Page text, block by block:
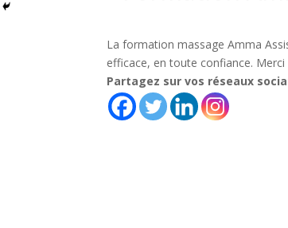
La formation massage Amma
efficace, en toute confiance.
Partagez sur vos réseaux